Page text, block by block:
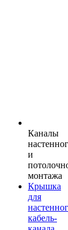
Каналы
и
монтажа
Крышка
для
кабель-